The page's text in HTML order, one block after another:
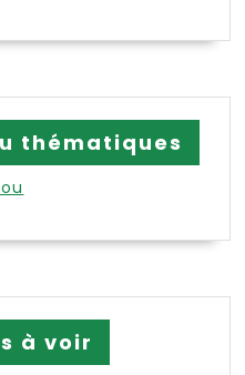
thématiques
à voir